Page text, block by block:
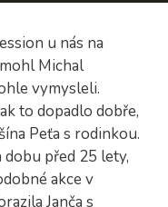
u nás na
Michal
vymysleli.
to dopadlo dobře,
Peťa s rodinkou.
dobu před 25 lety,
akce v
Janča s